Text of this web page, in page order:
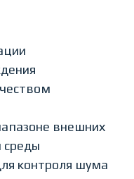
внешних
контроля шума